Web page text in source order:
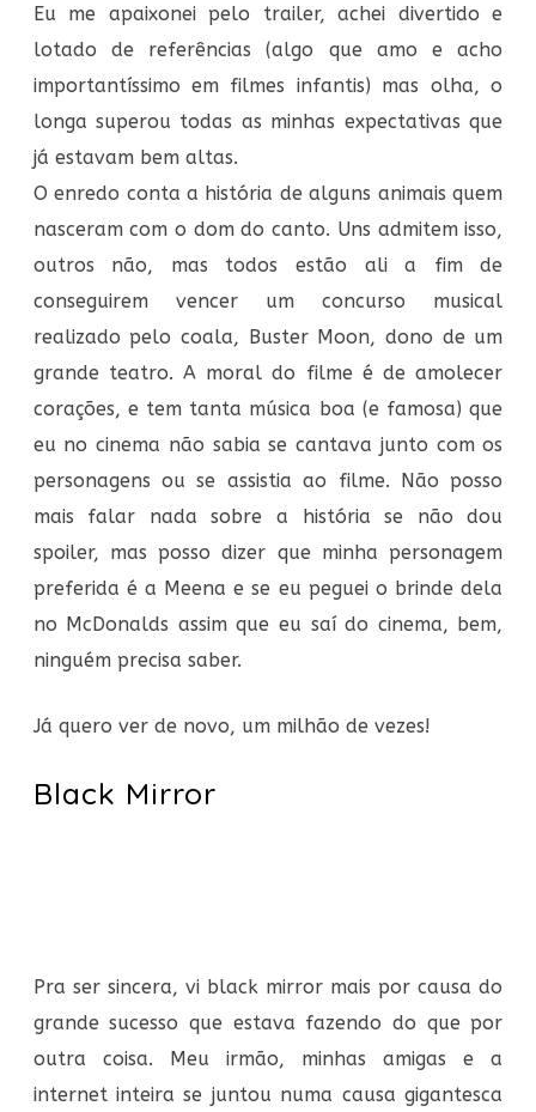
Eu me apaixonei pelo trailer, achei divertido e
lotado de referências (algo que amo e acho
importantíssimo em filmes infantis) mas olha, o
longa superou todas as minhas expectativas que
já estavam bem altas.
O enredo conta a história de alguns animais quem
nasceram com o dom do canto. Uns admitem isso,
outros não, mas todos estão ali a fim de
conseguirem vencer um concurso musical
realizado pelo coala, Buster Moon, dono de um
grande teatro. A moral do filme é de amolecer
corações, e tem tanta música boa (e famosa) que
eu no cinema não sabia se cantava junto com os
personagens ou se assistia ao filme. Não posso
mais falar nada sobre a história se não dou
spoiler, mas posso dizer que minha personagem
preferida é a Meena e se eu peguei o brinde dela
no McDonalds assim que eu saí do cinema, bem,
ninguém precisa saber.
Já quero ver de novo, um milhão de vezes!
Black Mirror
Pra ser sincera, vi black mirror mais por causa do
grande sucesso que estava fazendo do que por
outra coisa. Meu irmão, minhas amigas e a
internet inteira se juntou numa causa gigantesca